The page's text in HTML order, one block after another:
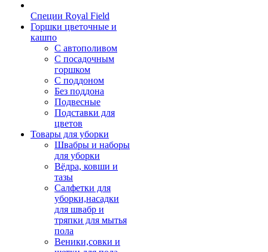
Специи Royal Field
Горшки цветочные и
кашпо
С автополивом
С посадочным
горшком
С поддоном
Без поддона
Подвесные
Подставки для
цветов
Товары для уборки
Швабры и наборы
для уборки
Вёдра, ковши и
тазы
Салфетки для
уборки,насадки
для швабр и
тряпки для мытья
пола
Веники,совки и